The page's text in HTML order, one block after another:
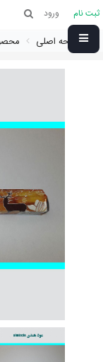
ثبت نام ورود
صفحه اصلی